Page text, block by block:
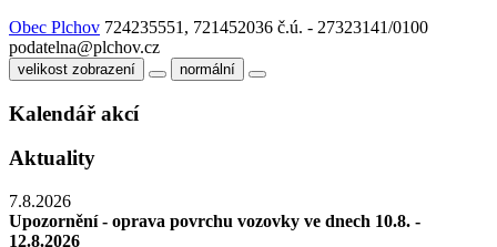
Obec Plchov 724235551, 721452036 č.ú. - 27323141/0100
podatelna@plchov.cz
velikost zobrazení normální
Kalendář akcí
Aktuality
7.8.2026
Upozornění - oprava povrchu vozovky ve dnech 10.8. -
12.8.2026